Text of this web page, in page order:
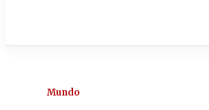
Mundo